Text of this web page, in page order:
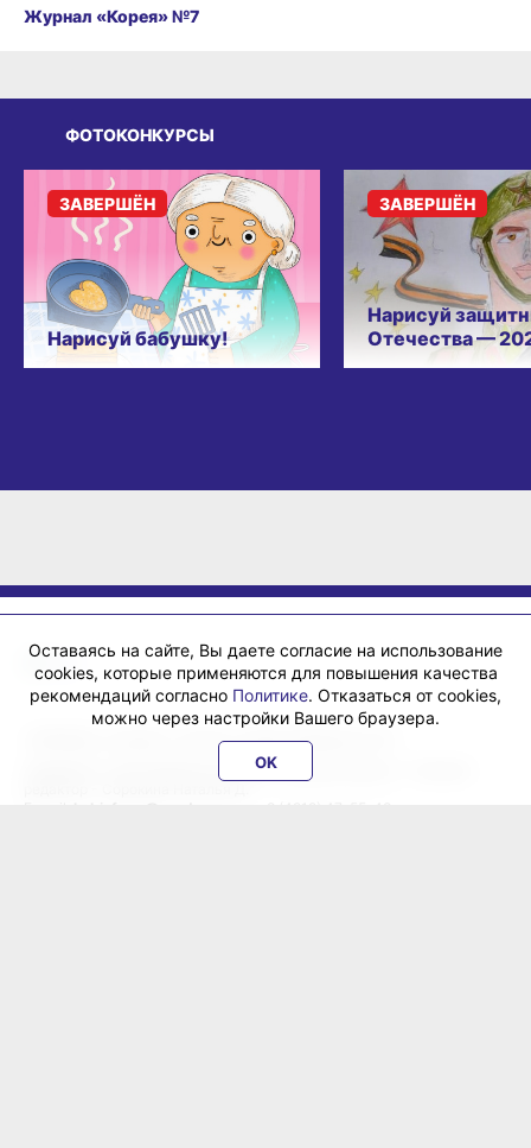
Журнал «Корея» №7
ФОТОКОНКУРСЫ
Нарисуй бабушку!
ЗАВЕРШЁН
Нарисуй
Отечества —
ЗАВЕРШЁН
«ХабИнфо»: интернет-журнал города Хабаровска 16+
Учредитель: ООО Издательский дом «Гранд Экспресс». Главный
Оставаясь на сайте, Вы даете согласие на использование
cookies, которые применяются для повышения качества
рекомендаций согласно Политике. Отказаться от cookies,
можно через настройки Вашего браузера.
OK